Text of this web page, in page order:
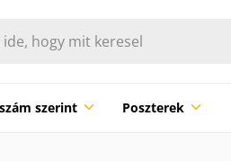
szerint Poszterek